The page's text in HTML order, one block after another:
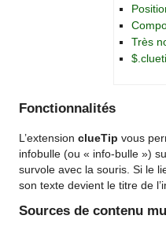
Très
Fonctionnalités
L’extensionclueTip vous
infobulle (ou « info-bulle »)
survole avec la souris. Si le
son texte devient le titre de
Sources de contenu